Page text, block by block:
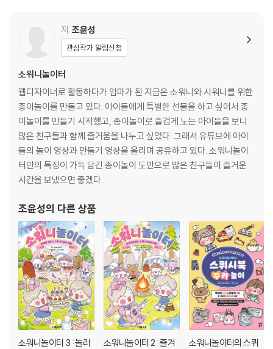
저 조윤성
관심작가 알림신청
소워니놀이터
웹디자이너로 활동하다가 엄마가 된 지금은 소워니와 시워니를 위한
종이놀이를 만들고 있다. 아이들에게 특별한 선물을 하고 싶어서 종
이놀이를 만들기 시작했고, 종이놀이로 즐겁게 노는 아이들을 보니
많은 친구들과 함께 즐거움을 나누고 싶었다. 그래서 유튜브에 아이
들의 놀이 영상과 만들기 영상을 올리며 공유하고 있다. 소워니놀이
터만의 특징이 가득 담긴 종이놀이 도안으로 많은 친구들이 즐거운
시간을 보냈으면 좋겠다.
조윤성의 다른 상품
소워니놀이터 3 : 놀러
소워니놀이터 2 : 즐겨
소워니놀이터의 스퀴